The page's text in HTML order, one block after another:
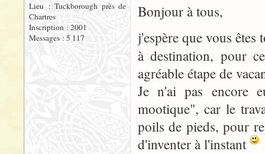
Lieu : Tuckborough près de
Chartres
Inscription : 2001
Messages : 5 117
Bonjour à tous,
j'espère que vous
à destination, pour
agréable étape de
Je n'ai pas encore
mootique", car le
poils de pieds, pour
d'inventer à l'instant